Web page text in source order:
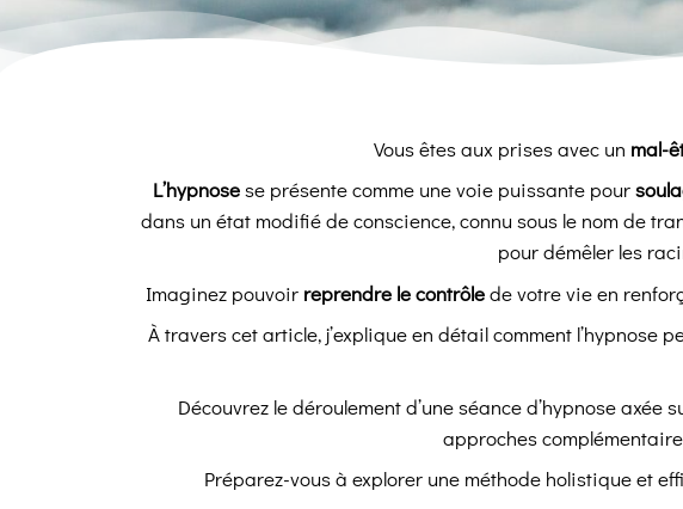
Vous êtes aux prises avec un mal-
L’hypnosese présente comme une voie puissante pour
dans un état modifié de conscience, connu sous le nom de
pour démêler les
Imaginez pouvoir reprendre le contrôlede votre vie en
À travers cet article, j’explique en détail comment
Découvrez le déroulement d’une séance d’hypnose
approches
Préparez-vous à explorer une méthode holistique et